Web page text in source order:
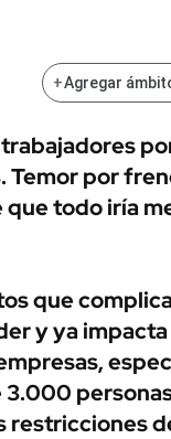
REPORT
+Agregar
Temor por
todo iría
que
y ya impacta
restricciones